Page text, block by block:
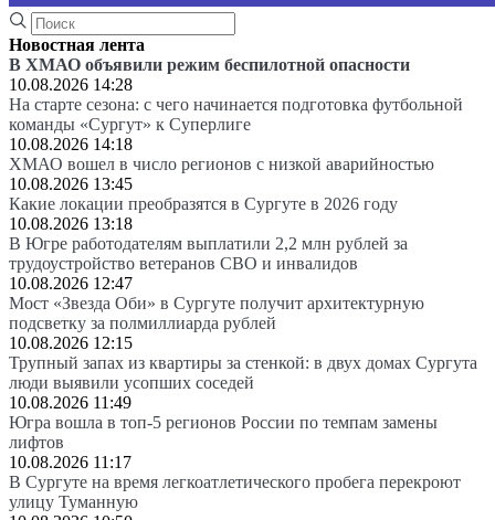
Новостная лента
В ХМАО объявили режим беспилотной опасности
10.08.2026 14:28
На старте сезона: с чего начинается подготовка футбольной
команды «Сургут» к Суперлиге
10.08.2026 14:18
ХМАО вошел в число регионов с низкой аварийностью
10.08.2026 13:45
Какие локации преобразятся в Сургуте в 2026 году
10.08.2026 13:18
В Югре работодателям выплатили 2,2 млн рублей за
трудоустройство ветеранов СВО и инвалидов
10.08.2026 12:47
Мост «Звезда Оби» в Сургуте получит архитектурную
подсветку за полмиллиарда рублей
10.08.2026 12:15
Трупный запах из квартиры за стенкой: в двух домах Сургута
люди выявили усопших соседей
10.08.2026 11:49
Югра вошла в топ-5 регионов России по темпам замены
лифтов
10.08.2026 11:17
В Сургуте на время легкоатлетического пробега перекроют
улицу Туманную